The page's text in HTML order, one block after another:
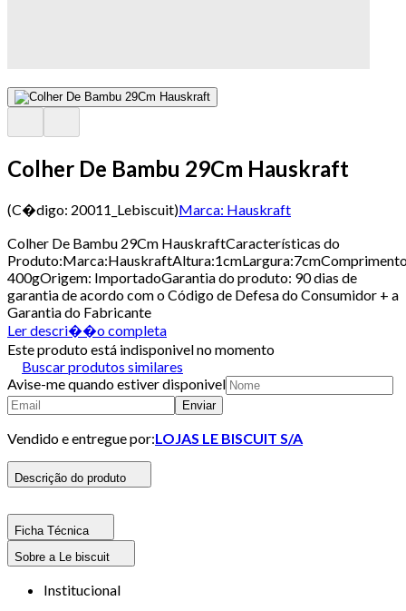
Colher De Bambu 29Cm Hauskraft
(C�digo: 20011_Lebiscuit)Marca: Hauskraft
Colher De Bambu 29Cm HauskraftCaracterísticas do
400gOrigem: ImportadoGarantia do produto: 90 dias de
garantia de acordo com o Código de Defesa do Consumidor + a
Garantia do Fabricante
Ler descri��o completa
Este produto está indisponivel no momento
Buscar produtos similares
Avise-me quando estiver disponivel
Enviar
Vendido e entregue por:LOJAS LE BISCUIT S/A
Descrição do produto
Ficha Técnica
Sobre a Le biscuit
Institucional